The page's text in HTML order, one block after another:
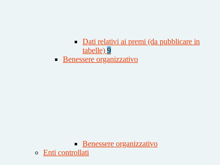
Dati relativi ai premi (da pubblicare in
tabelle) 9
Benessere organizzativo
Benessere organizzativo
Enti controllati